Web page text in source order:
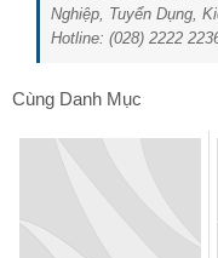
Nghiệp, Tuyển Dụng,
Hotline: (028) 2222
Cùng Danh Mục